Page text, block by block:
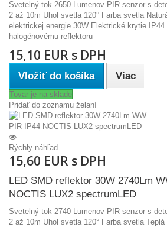
Svetelný tok 2650 Lumenov PIR senzor s
2 až 10m Uhol svetla 120° Farba svetla
elektrickej energie 30W Elektrické krytie
halogénovému reflektoru
15,10 EUR s DPH
Vložiť do košíka Viac
Tovar je na sklade
Pridať do zoznamu želaní
Rýchly náhľad
15,60 EUR s DPH
LED SMD reflektor 30W 2740Lm
NOCTIS LUX2 spectrumLED
Svetelný tok 2740 Lumenov PIR senzor s
2 až 10m Uhol svetla 120° Farba svetla